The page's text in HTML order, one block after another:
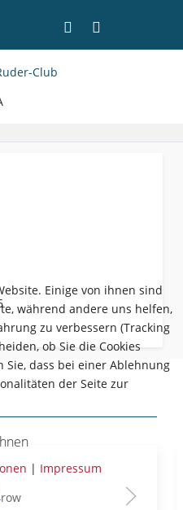
Einige von ihnen sind
während andere uns helfen,
zu verbessern (Tracking
ob Sie die Cookies
Sie, dass bei einer Ablehnung
der Seite zur
| Impressum